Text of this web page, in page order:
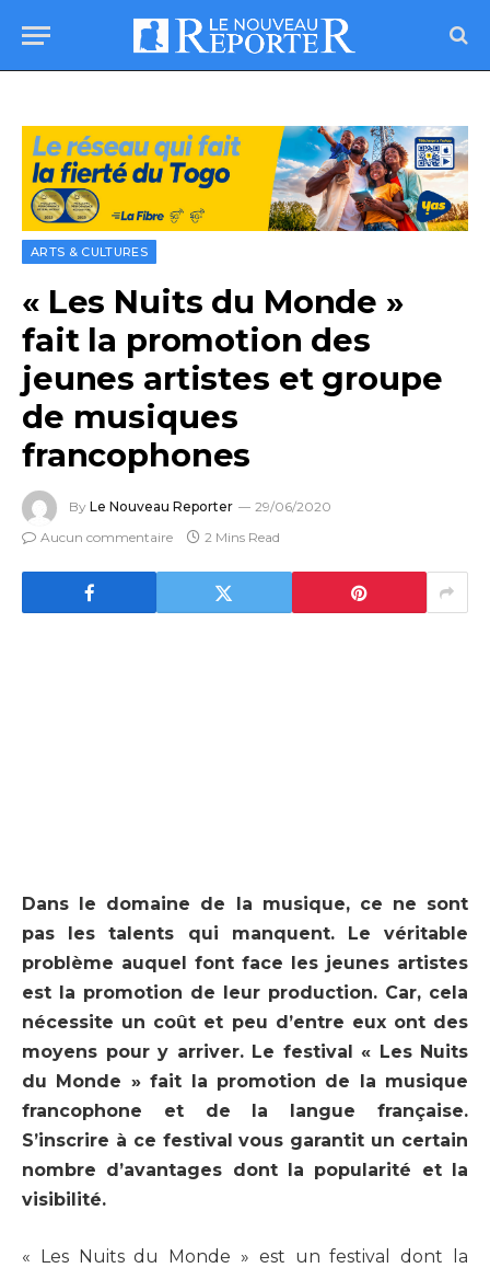
ARTS & CULTURES
« Les Nuits du Monde »
fait la promotion des
jeunes artistes et groupe
de musiques
francophones
By Le Nouveau Reporter
29/06/2020
Aucun commentaire
2 Mins Read
Dans le domaine de la musique, ce ne sont
pas les talents qui manquent. Le véritable
problème auquel font face les jeunes artistes
est la promotion de leur production. Car, cela
nécessite un coût et peu d’entre eux ont des
moyens pour y arriver. Le festival « Les Nuits
du Monde » fait la promotion de la musique
francophone et de la langue française.
S’inscrire à ce festival vous garantit un certain
nombre d’avantages dont la popularité et la
visibilité.
« Les Nuits du Monde » est un festival dont la